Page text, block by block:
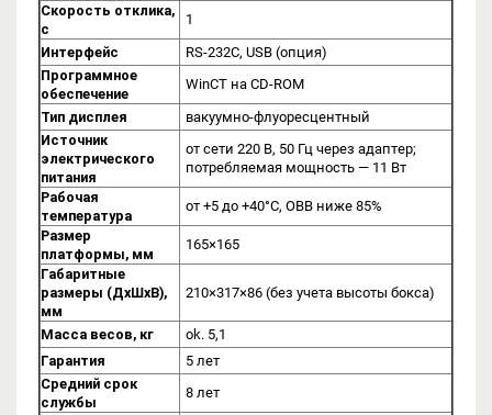
Скорость отклика,
с
1
Интерфейс
RS-232C, USB (опция)
Программное
обеспечение
WinCT на CD-ROM
Тип дисплея
вакуумно-флуоресцентный
Источник
электрического
питания
от сети 220 В, 50 Гц через адаптер;
потребляемая мощность — 11 Вт
Рабочая
температура
от +5 до +40°C, ОВВ ниже 85%
Размер
платформы, мм
165×165
Габаритные
размеры (ДхШхВ),
мм
210×317×86 (без учета высоты бокса)
Масса весов, кг
ok. 5,1
Гарантия
5 лет
Средний срок
службы
8 лет